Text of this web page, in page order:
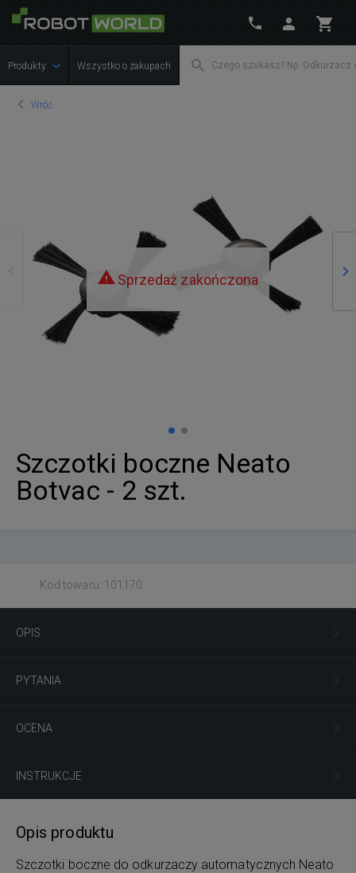
Produkty Wszystko o zakupach
Wróć
Poprzedni
Sprzedaż zakończona
Szczotki boczne Neato
Botvac - 2 szt.
Kod towaru: 101170
OPIS
PYTANIA
OCENA
INSTRUKCJE
Opis produktu
Szczotki boczne do odkurzaczy automatycznych Neato